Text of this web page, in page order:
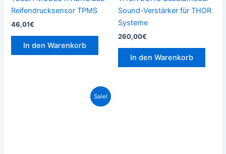
Reifendrucksensor TPMS
46,01€
In den Warenkorb
Sound-Verstärker für THOR
Systeme
260,00€
In den Warenkorb
Sale!
UrsprünglicherAktueller
Preis